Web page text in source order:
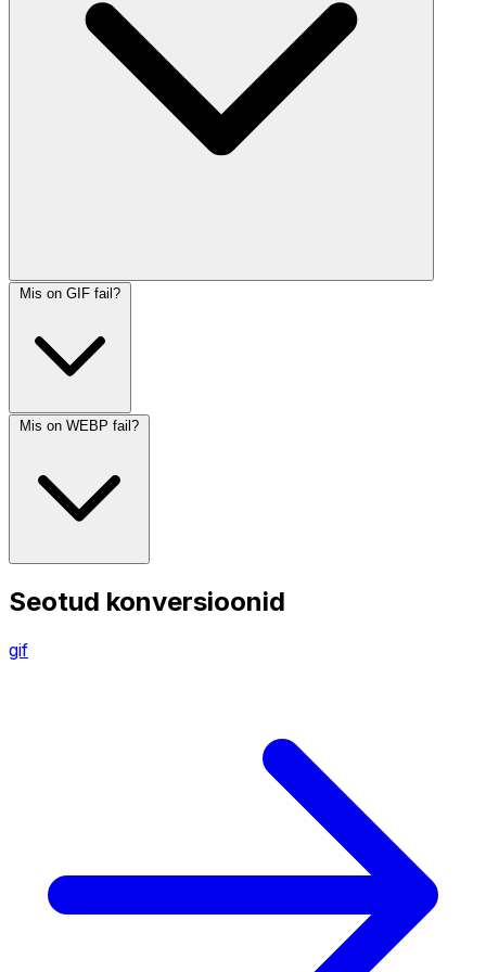
Mis on GIF fail?
Mis on WEBP fail?
Seotud konversioonid
gif